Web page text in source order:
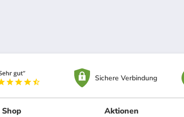
Sichere Verbindung
Shop Aktionen